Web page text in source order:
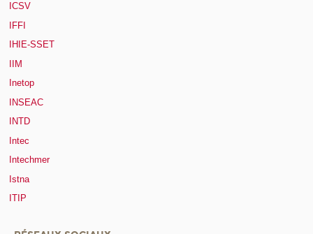
ICSV
IFFI
IHIE-SSET
IIM
Inetop
INSEAC
INTD
Intec
Intechmer
Istna
ITIP